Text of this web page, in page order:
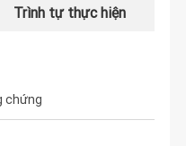
Trình tự thực hiện
chứng